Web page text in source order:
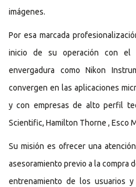
imágenes.
Por esa marcada
inicio de su operación con el
envergadura como Nikon
convergen en las aplicaciones
y con empresas de alto perfil
Scientific, Hamilton Thorne , Esco
Su misión es ofrecer una
asesoramiento previo a la compra
entrenamiento de los usuarios